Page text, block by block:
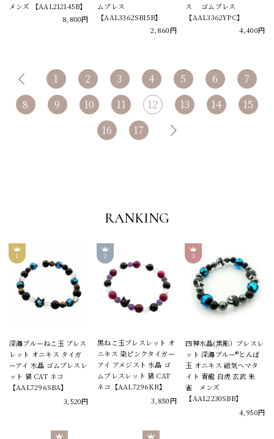
メンズ 【AAL212145B】
8,800円
ムブレス
【AAL3362SB15B】
2,860円
ス ゴムブレス
【AAL3362YPC】
4,400円
1 2 3 4 5 6
7
8
9 10 11 12 13 14
15
16
17
RANKING
深海ブルーねこ玉 ブレス
レット オニキス タイガ
ーアイ 水晶 ゴムブレスレ
ット 猫 CAT ネコ
【AAL7296SBA】
3,520円
黒ねこ玉ブレスレット オ
ニキス 染ピンクタイガー
アイ アメジスト 水晶 ゴ
ムブレスレット 猫 CAT
ネコ【AAL7296KR】
3,850円
四神水晶(黒彫）ブレスレ
ット 深海ブルー®とんぼ
玉 オニキス 磁気ヘマタ
イト 青龍 白虎 玄武 朱
雀 メンズ
【AAL2230SBB】
4,950円